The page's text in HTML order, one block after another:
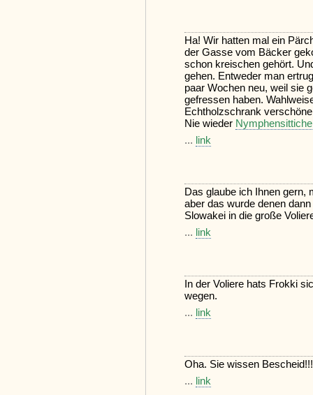
Ha! Wir hatten mal ein
der Gasse vom Bäcker
schon kreischen gehört.
gehen. Entweder man
paar Wochen neu, weil sie
gefressen haben.
Echtholzschrank
Nie wieder Nymphensittiche
... link
Das glaube ich Ihnen gern,
aber das wurde denen
Slowakei in die große
... link
In der Voliere hats Frokki
wegen.
... link
Oha. Sie wissen
... link